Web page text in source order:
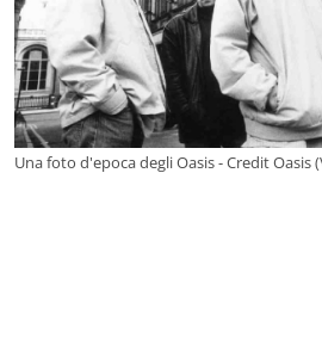
Una foto d'epoca degli Oasis - Credit Oasis